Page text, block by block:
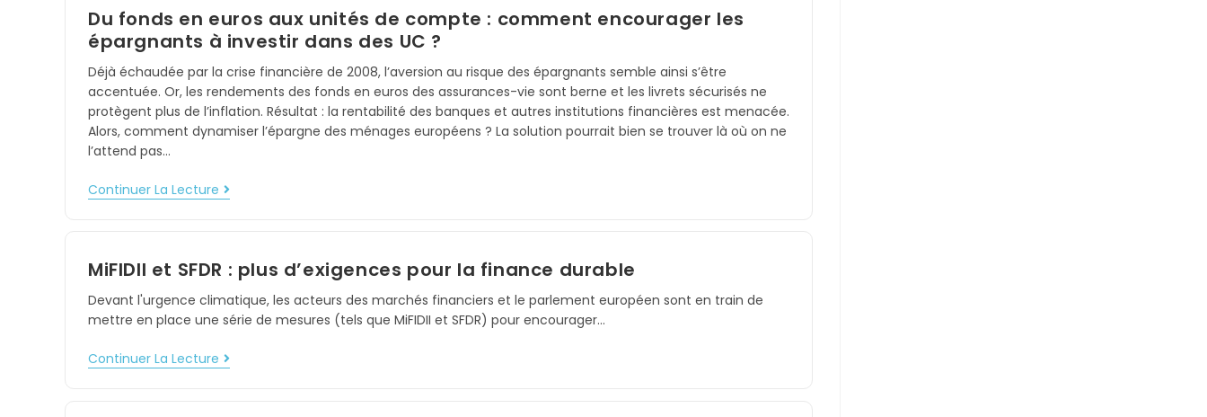
Du fonds en euros aux unités de compte : comment encourager les
épargnants à investir dans des UC ?
Déjà échaudée par la crise financière de 2008, l’aversion au risque des épargnants semble ainsi s’être
accentuée. Or, les rendements des fonds en euros des assurances-vie sont berne et les livrets sécurisés ne
protègent plus de l’inflation. Résultat : la rentabilité des banques et autres institutions financières est menacée.
Alors, comment dynamiser l’épargne des ménages européens ? La solution pourrait bien se trouver là où on ne
l’attend pas…
Continuer La Lecture
MiFIDII et SFDR : plus d’exigences pour la finance durable
Devant l'urgence climatique, les acteurs des marchés financiers et le parlement européen sont en train de
mettre en place une série de mesures (tels que MiFIDII et SFDR) pour encourager…
Continuer La Lecture